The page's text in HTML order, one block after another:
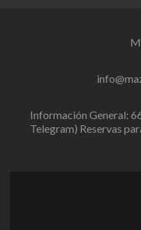
Información General:
Telegram) Reservas